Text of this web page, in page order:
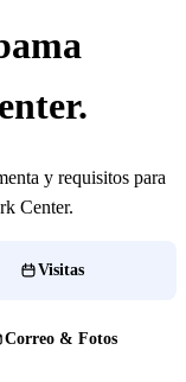
y requisitos para
Center.
Visitas
Correo & Fotos